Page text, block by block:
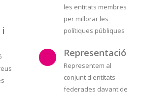
i
les entitats membres
per millorar les
polítiques públiques
Representació
Representem al
conjunt d'entitats
federades davant de